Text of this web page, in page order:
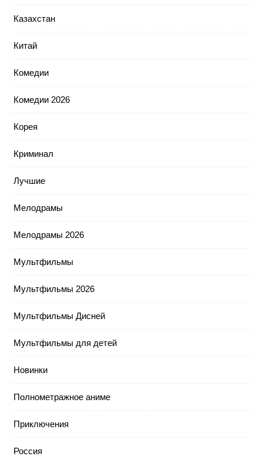
Казахстан
Китай
Комедии
Комедии 2026
Корея
Криминал
Лучшие
Мелодрамы
Мелодрамы 2026
Мультфильмы
Мультфильмы 2026
Мультфильмы Дисней
Мультфильмы для детей
Новинки
Полнометражное аниме
Приключения
Россия